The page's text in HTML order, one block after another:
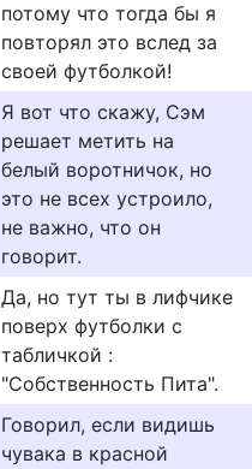
потому что тогда бы я
повторял это вслед за
своей футболкой!
Я вот что скажу, Сэм
решает метить на
белый воротничок, но
это не всех устроило,
не важно, что он
говорит.
Да, но тут ты в лифчике
поверх футболки с
табличкой :
"Собственность Пита".
Говорил, если видишь
чувака в красной